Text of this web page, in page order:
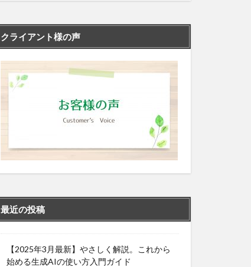
クライアント様の声
最近の投稿
【2025年3月最新】やさしく解説。これから
始める生成AIの使い方入門ガイド